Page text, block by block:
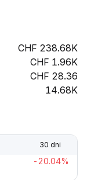
238.68K
1.96K
28.36
14.68K
30 dni
-20.04%